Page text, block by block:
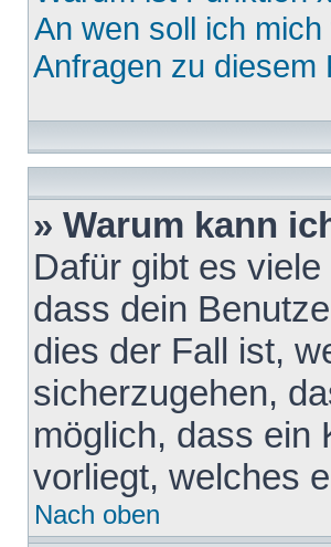
An wen soll ich
Anfragen zu diesem
» Warum kann
Dafür gibt es
dass dein
dies der Fall ist,
sicherzugehen,
möglich, dass ein
vorliegt, welches
Nach oben